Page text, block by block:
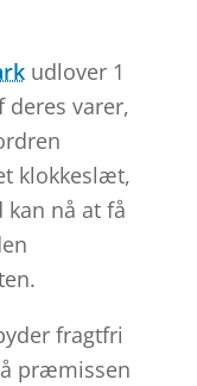
udlover 1
deres varer,
klokkeslæt,
kan nå at få
fragtfri
præmissen